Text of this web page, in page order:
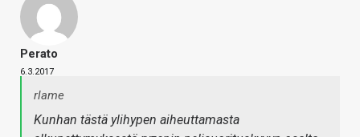
Perato
6.3.2017
rlame
Kunhan tästä ylihypen aiheuttamasta